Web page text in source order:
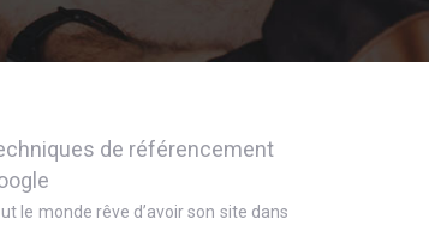
de référencement
le monde rêve d’avoir son site dans